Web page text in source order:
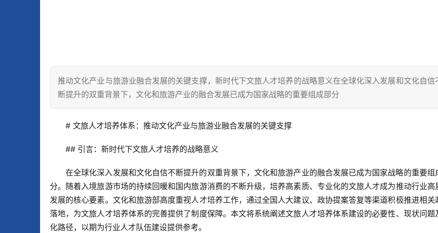
推动文化产业与旅游业融合发展的关键支撑，新时代下文旅人才培养的战略意义在全球化深入发展和文化自信
断提升的双重背景下，文化和旅游产业的融合发展已成为国家战略的重要组成部分
# 文旅人才培养体系：推动文化产业与旅游业融合发展的关键支撑
## 引言：新时代下文旅人才培养的战略意义
在全球化深入发展和文化自信不断提升的双重背景下，文化和旅游产业的融合发展已成为国家战略的重要组
分。随着入境旅游市场的持续回暖和国内旅游消费的不断升级，培养高素质、专业化的文旅人才成为推动行业高
发展的核心要素。文化和旅游部高度重视人才培养工作，通过全国人大建议、政协提案答复等渠道积极推进相关
落地，为文旅人才培养体系的完善提供了制度保障。本文将系统阐述文旅人才培养体系建设的必要性、现状问题
化路径，以期为行业人才队伍建设提供参考。